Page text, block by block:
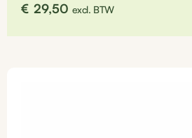
€ 29,50 excl. BTW